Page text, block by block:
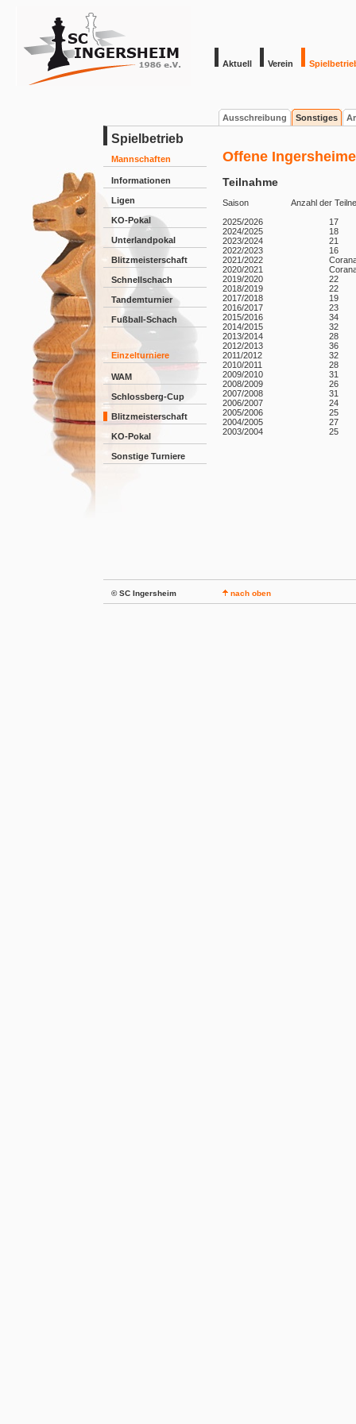
Aktuell Verein
Ausschreibung Sonstiges
Spielbetrieb
Mannschaften
Informationen
Ligen
KO-Pokal
Unterlandpokal
Blitzmeisterschaft
Schnellschach
Tandemturnier
Fußball-Schach
Einzelturniere
WAM
Schlossberg-Cup
Blitzmeisterschaft
KO-Pokal
Sonstige Turniere
Offene
Teilnahme
Saison
Anzahl der
2025/2026
17
2024/2025
18
2023/2024
21
2022/2023
16
2021/2022
2020/2021
2019/2020
22
2018/2019
22
2017/2018
19
2016/2017
23
2015/2016
34
2014/2015
32
2013/2014
28
2012/2013
36
2011/2012
32
2010/2011
28
2009/2010
31
2008/2009
26
2007/2008
31
2006/2007
24
2005/2006
25
2004/2005
27
2003/2004
25
© SC Ingersheim nach oben